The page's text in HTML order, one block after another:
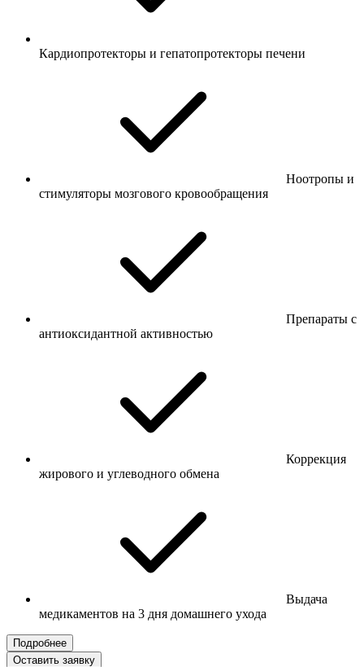
Кардиопротекторы и гепатопротекторы печени
Ноотропы и
стимуляторы мозгового кровообращения
Препараты с
антиоксидантной активностью
Коррекция
жирового и углеводного обмена
Выдача
медикаментов на 3 дня домашнего ухода
Подробнее
Оставить заявку